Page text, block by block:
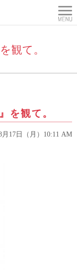
観て。
を観て。
月17日（月）10:11 AM